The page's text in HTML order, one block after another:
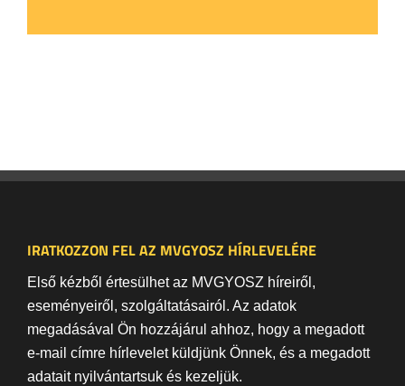
IRATKOZZON FEL AZ MVGYOSZ HÍRLEVELÉRE
Első kézből értesülhet az MVGYOSZ híreiről,
eseményeiről, szolgáltatásairól. Az adatok
megadásával Ön hozzájárul ahhoz, hogy a megadott
e-mail címre hírlevelet küldjünk Önnek, és a megadott
adatait nyilvántartsuk és kezeljük.